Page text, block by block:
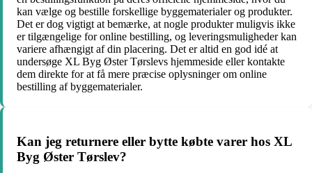
kan vælge og bestille forskellige byggematerialer og produkter.
Det er dog vigtigt at bemærke, at nogle produkter muligvis ikke
er tilgængelige for online bestilling, og leveringsmuligheder kan
variere afhængigt af din placering. Det er altid en god idé at
undersøge XL Byg Øster Tørslevs hjemmeside eller kontakte
dem direkte for at få mere præcise oplysninger om online
bestilling af byggematerialer.
Kan jeg returnere eller bytte købte varer hos XL
Byg Øster Tørslev?